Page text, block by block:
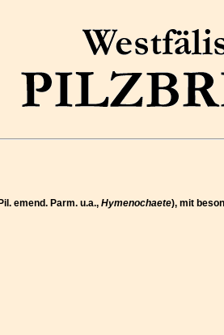
emend. Parm. u.a., Hymenochaete), mit